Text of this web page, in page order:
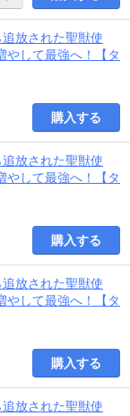
放された聖獣使
やして最強へ！【タ
購入する
放された聖獣使
やして最強へ！【タ
購入する
放された聖獣使
やして最強へ！【タ
購入する
放された聖獣使